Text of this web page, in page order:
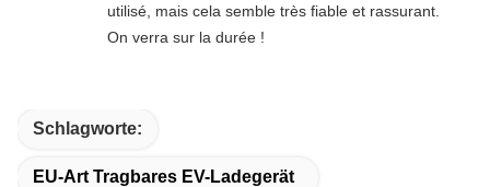
utilisé, mais cela semble très fiable et rassurant.
On verra sur la durée !
Schlagworte:
EU-Art Tragbares EV-Ladegerät